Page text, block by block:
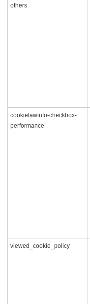
others
cookielawinfo-checkbox-
performance
viewed_cookie_policy